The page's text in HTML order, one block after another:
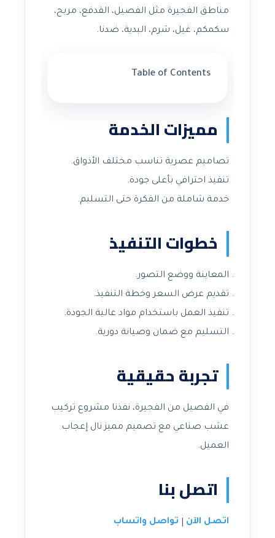
مناطق الفجيرة مثل الفصيل، القدفع، مربح،
سكمكم، غيل، شرم، البدية، ضدنا.
Table of Contents
مميزات الخدمة
تصاميم عصرية تناسب مختلف الأذواق.
تنفيذ احترافي بأعلى جودة.
خدمة شاملة من الفكرة حتى التسليم.
خطوات التنفيذ
المعاينة ووضع التصور.
تقديم عرض السعر وخطة التنفيذ.
تنفيذ العمل باستخدام مواد عالية الجودة.
التسليم مع ضمان وصيانة دورية.
تجربة حقيقية
في الفصيل من الفجيرة، نفذنا مشروع تركيب
عشب صناعي مع تصميم مميز نال إعجاب
العميل.
اتصل بنا
اتصل الآن تواصل واتساب